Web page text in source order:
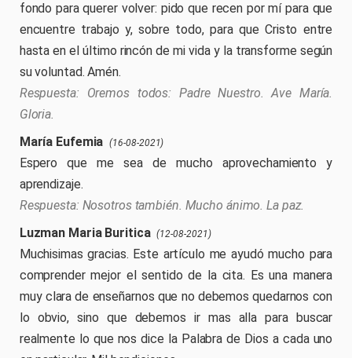
fondo para querer volver: pido que recen por mí para que
encuentre trabajo y, sobre todo, para que Cristo entre
hasta en el último rincón de mi vida y la transforme según
su voluntad. Amén.
Oremos todos: Padre Nuestro. Ave María.
Gloria.
María Eufemia (16-08-2021)
Espero que me sea de mucho aprovechamiento y
aprendizaje.
Nosotros también. Mucho ánimo. La paz.
Luzman Maria Buritica (12-08-2021)
Muchisimas gracias. Este artículo me ayudó mucho para
comprender mejor el sentido de la cita. Es una manera
muy clara de enseñarnos que no debemos quedarnos con
lo obvio, sino que debemos ir mas alla para buscar
realmente lo que nos dice la Palabra de Dios a cada uno